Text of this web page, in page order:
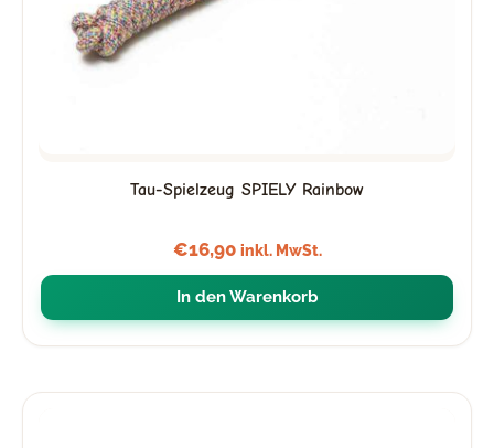
Tau-Spielzeug SPIELY Rainbow
€16,90 inkl. MwSt.
In den Warenkorb